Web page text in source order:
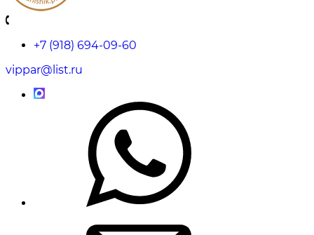
+7 (918) 694-09-60
vippar@list.ru